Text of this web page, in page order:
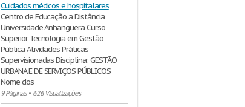
Cuidados médicos e hospitalares
Centro de Educação a Distância
Universidade Anhanguera Curso
Superior Tecnologia em Gestão
Pública Atividades Práticas
Supervisionadas Disciplina: GESTÃO
URBANA E DE SERVIÇOS PÚBLICOS
Nome dos
9 Páginas• 626 Visualizações